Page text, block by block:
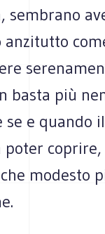
sembrano
anzitutto
basta più
se e
poter
modesto